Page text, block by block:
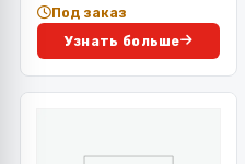
Под заказ
Узнать больше